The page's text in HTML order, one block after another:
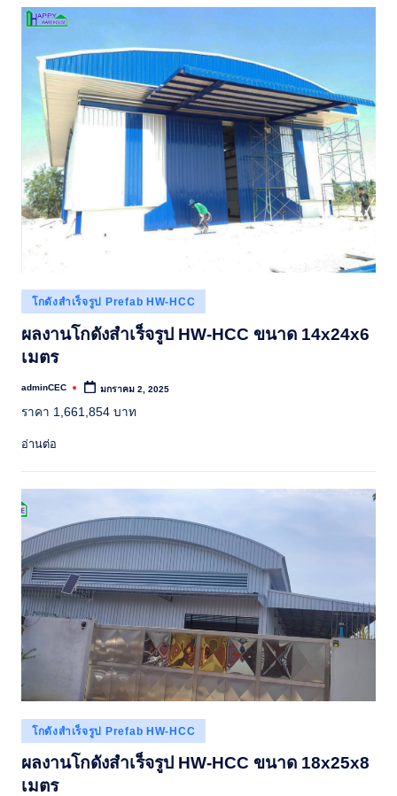
Posted
in
โกดังสำเร็จรูป Prefab HW-HCC
ผลงานโกดังสำเร็จรูป HW-HCC ขนาด 14x24x6
เมตร
Posted
adminCEC มกราคม 2, 2025
ราคา 1,661,854 บาท
อ่านต่อ
Posted
in
โกดังสำเร็จรูป Prefab HW-HCC
ผลงานโกดังสำเร็จรูป HW-HCC ขนาด 18x25x8
เมตร